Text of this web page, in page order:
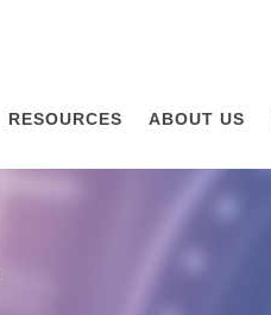
RESOURCES ABOUT US